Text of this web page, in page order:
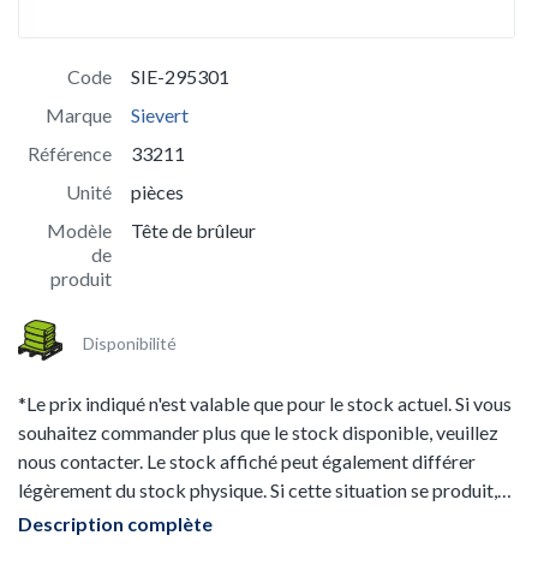
Code
SIE-295301
Marque
Sievert
Référence
33211
Unité
pièces
Modèle
de
produit
Tête de brûleur
Disponibilité
*Le prix indiqué n'est valable que pour le stock actuel. Si vous
souhaitez commander plus que le stock disponible, veuillez
nous contacter. Le stock affiché peut également différer
légèrement du stock physique. Si cette situation se produit,
elle sera communiquée avant la livraison ou l'enlèvement. Le
Description complète